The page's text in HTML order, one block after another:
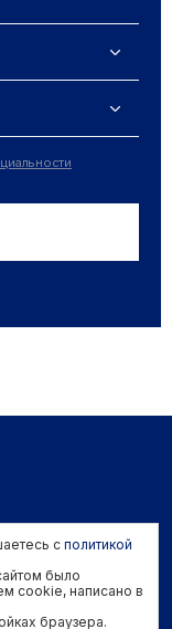
reserved.
cookie
с политикой
было
cookie, написано в
браузера.